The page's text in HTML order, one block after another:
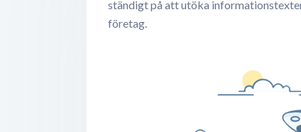
ständigt på att utöka
företag.